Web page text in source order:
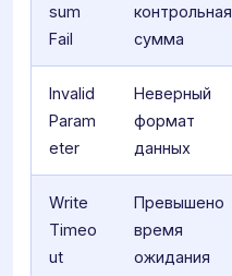
sum
Fail
контрольная
сумма
Invalid
Param
eter
Неверный
формат
данных
Write
Timeo
ut
Превышено
время
ожидания